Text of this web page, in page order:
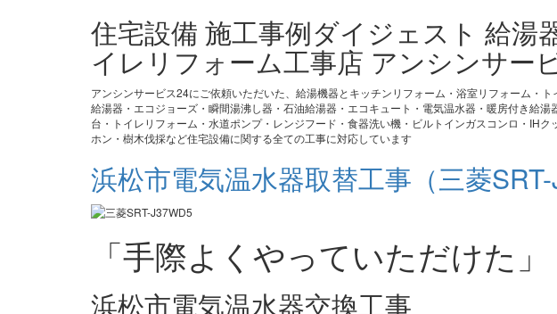
住宅設備 施工事例ダイジェスト 給湯
イレリフォーム工事店 アンシンサー
アンシンサービス24にご依頼いただいた、給湯機器とキッチンリフォーム・浴室リフォーム・
給湯器・エコジョーズ・瞬間湯沸し器・石油給湯器・エコキュート・電気温水器・暖房付き給
台・トイレリフォーム・水道ポンプ・レンジフード・食器洗い機・ビルトインガスコンロ・IH
ホン・樹木伐採など住宅設備に関する全ての工事に対応しています
浜松市電気温水器取替工事（三菱SRT-
「手際よくやっていただけた」
浜松市電気温水器交換工事